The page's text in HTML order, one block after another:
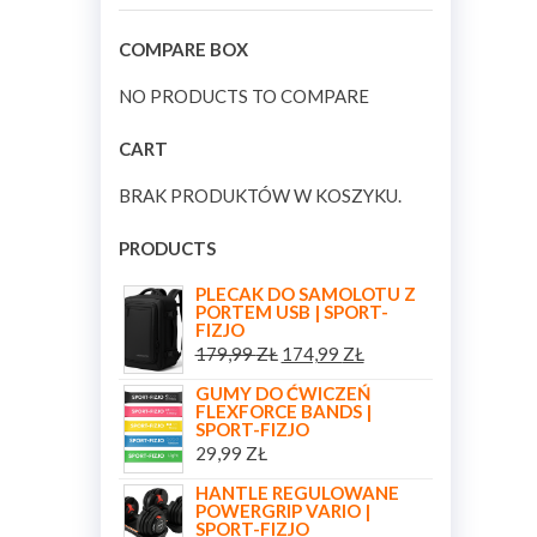
COMPARE BOX
NO PRODUCTS TO COMPARE
CART
BRAK PRODUKTÓW W KOSZYKU.
PRODUCTS
PLECAK DO SAMOLOTU Z
PORTEM USB | SPORT-
FIZJO
179,99ZŁ 174,99 ZŁ
GUMY DO ĆWICZEŃ
FLEXFORCE BANDS |
SPORT-FIZJO
29,99 ZŁ
HANTLE REGULOWANE
POWERGRIP VARIO |
SPORT-FIZJO